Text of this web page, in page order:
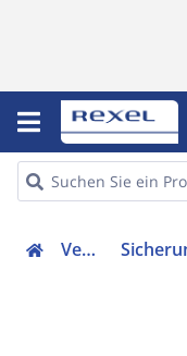
Verteiler